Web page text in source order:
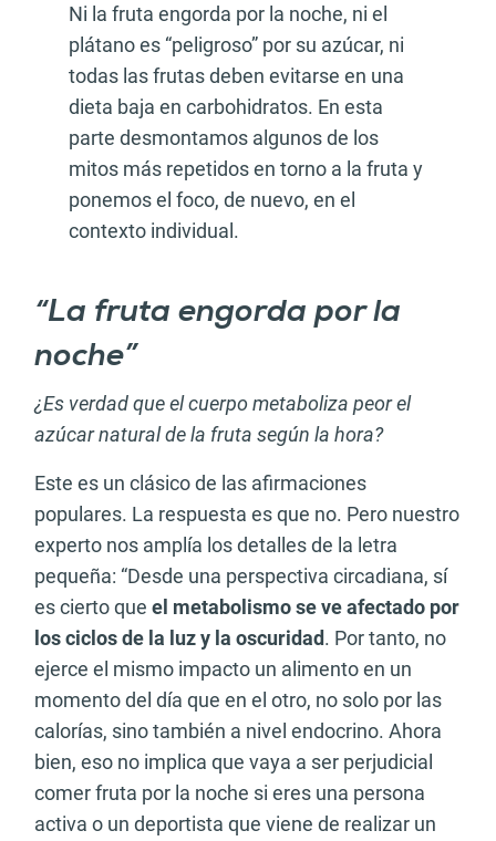
Ni la fruta engorda por la noche, ni el
plátano es “peligroso” por su azúcar, ni
todas las frutas deben evitarse en una
dieta baja en carbohidratos. En esta
parte desmontamos algunos de los
mitos más repetidos en torno a la fruta y
ponemos el foco, de nuevo, en el
contexto individual.
“La fruta engorda por la
noche”
¿Es verdad que el cuerpo metaboliza peor el
azúcar natural de la fruta según la hora?
Este es un clásico de las afirmaciones
populares. La respuesta es que no. Pero nuestro
experto nos amplía los detalles de la letra
pequeña: “Desde una perspectiva circadiana, sí
es cierto que el metabolismo se ve afectado por
los ciclos de la luz y la oscuridad. Por tanto, no
ejerce el mismo impacto un alimento en un
momento del día que en el otro, no solo por las
calorías, sino también a nivel endocrino. Ahora
bien, eso no implica que vaya a ser perjudicial
comer fruta por la noche si eres una persona
activa o un deportista que viene de realizar un